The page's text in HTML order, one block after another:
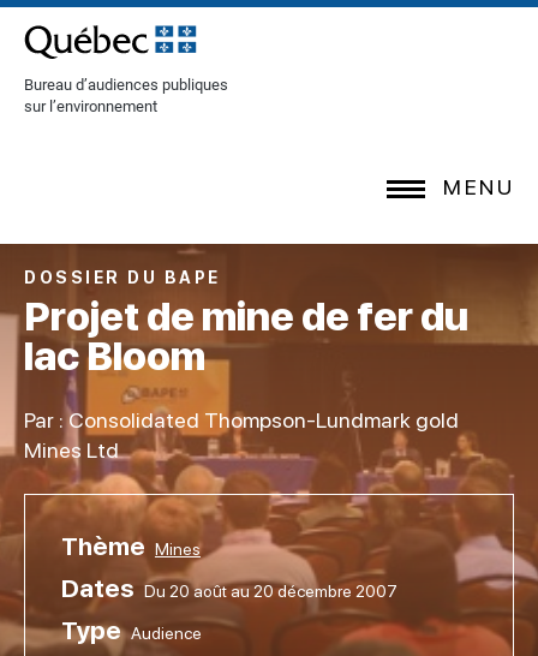
[Common.SkipToContent]
Bureau d’audiences publiques
sur l’environnement
MENU
DOSSIER DU BAPE
Projet de mine de fer du
lac Bloom
Par : Consolidated Thompson-Lundmark gold
Mines Ltd
Thème Mines
Dates Du 20 août au 20 décembre 2007
Type Audience